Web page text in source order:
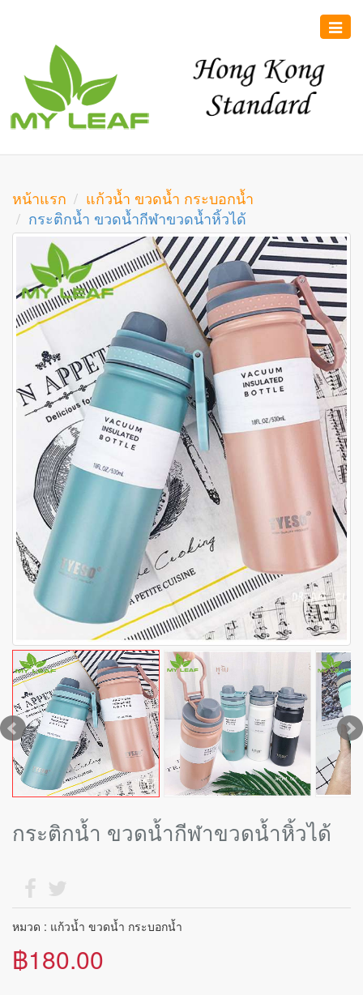
Toggle
หน้าแรก
แก้วน้ำ ขวดน้ำ กระบอกน้ำ
กระติกน้ำ ขวดน้ำกีฬาขวดน้ำหิ้วได้
กระติกน้ำ ขวดน้ำกีฬาขวดน้ำหิ้วได้
หมวด : แก้วน้ำ ขวดน้ำ กระบอกน้ำ
฿180.00